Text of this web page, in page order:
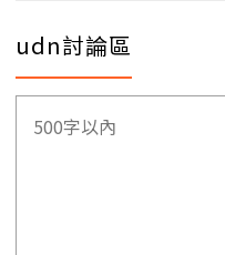
udn討論區